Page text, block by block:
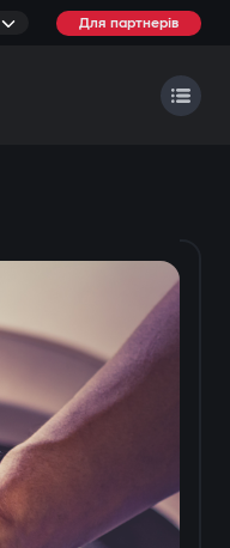
Для партнерів